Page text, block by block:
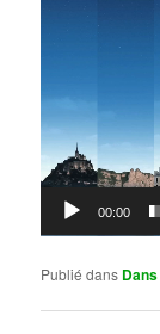
00:00
Publié dans